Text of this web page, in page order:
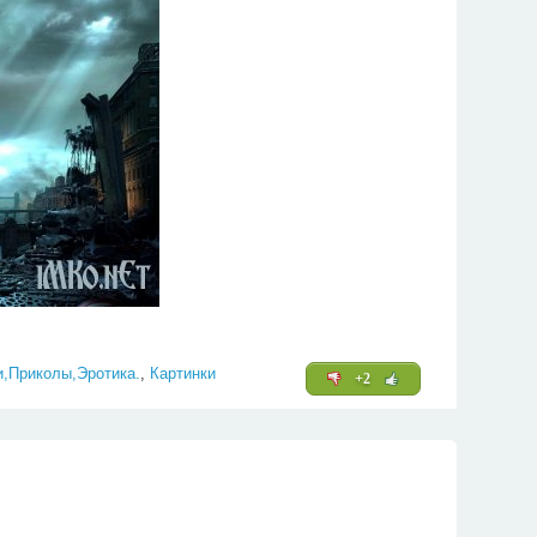
+2
Картинки